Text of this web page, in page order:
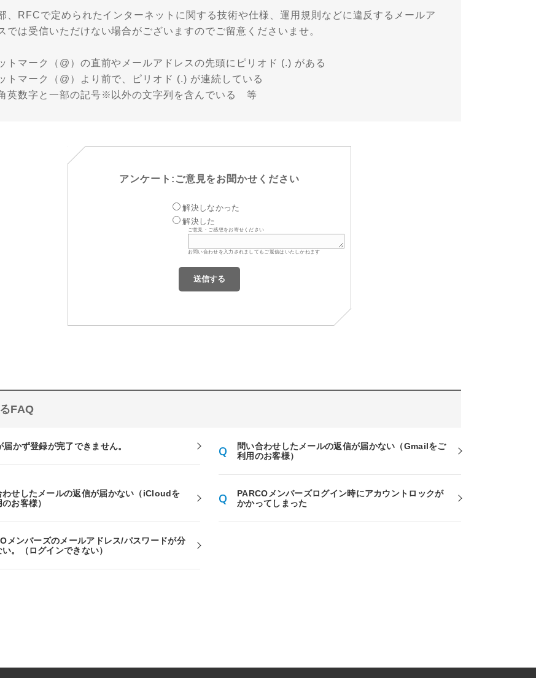
、RFCで定められたインターネットに関する技術や仕様、運用規則などに違反するメールア
では受信いただけない場合がございますのでご留意くださいませ。
トマーク（@）の直前やメールアドレスの先頭にピリオド (.) がある
トマーク（@）より前で、ピリオド (.) が連続している
英数字と一部の記号※以外の文字列を含んでいる 等
アンケート:ご意見をお聞かせください
解決しなかった
解決した
ご意見・ご感想をお寄せください
お問い合わせを入力されましてもご返信はいたしかねます
FAQ
届かず登録が完了できません。
問い合わせしたメールの返信が届かない（Gmailをご
利用のお客様）
わせしたメールの返信が届かない（iCloudを
お客様）
PARCOメンバーズログイン時にアカウントロックが
かかってしまった
メンバーズのメールアドレス/パスワードが分
。（ログインできない）